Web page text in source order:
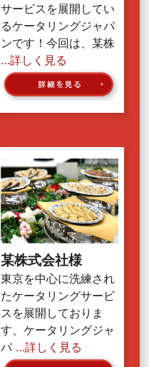
サービスを展開してい
るケータリングジャパ
ンです！今回は、某株
…詳しく見る
某株式会社様
東京を中心に洗練され
たケータリングサービ
スを展開しておりま
す、ケータリングジャ
パ …詳しく見る